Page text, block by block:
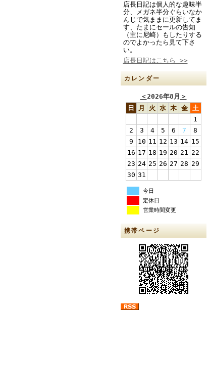
店長日記は個人的な趣味半
分、メガネ半分ぐらいなか
んじで気ままに更新してま
す、たまにセールの告知
（主に尼崎）もしたりする
のでよかったら見て下さ
い。
店長日記はこちら >>
カレンダー
＜2026年8月 ＞
日
月 火 水 木 金
土
1
2
3 4 5 6 7
8
9
10 11 12 13 14 15
16 17 18 19 20 21 22
23 24 25 26 27 28 29
30 31
今日
定休日
営業時間変更
携帯ページ